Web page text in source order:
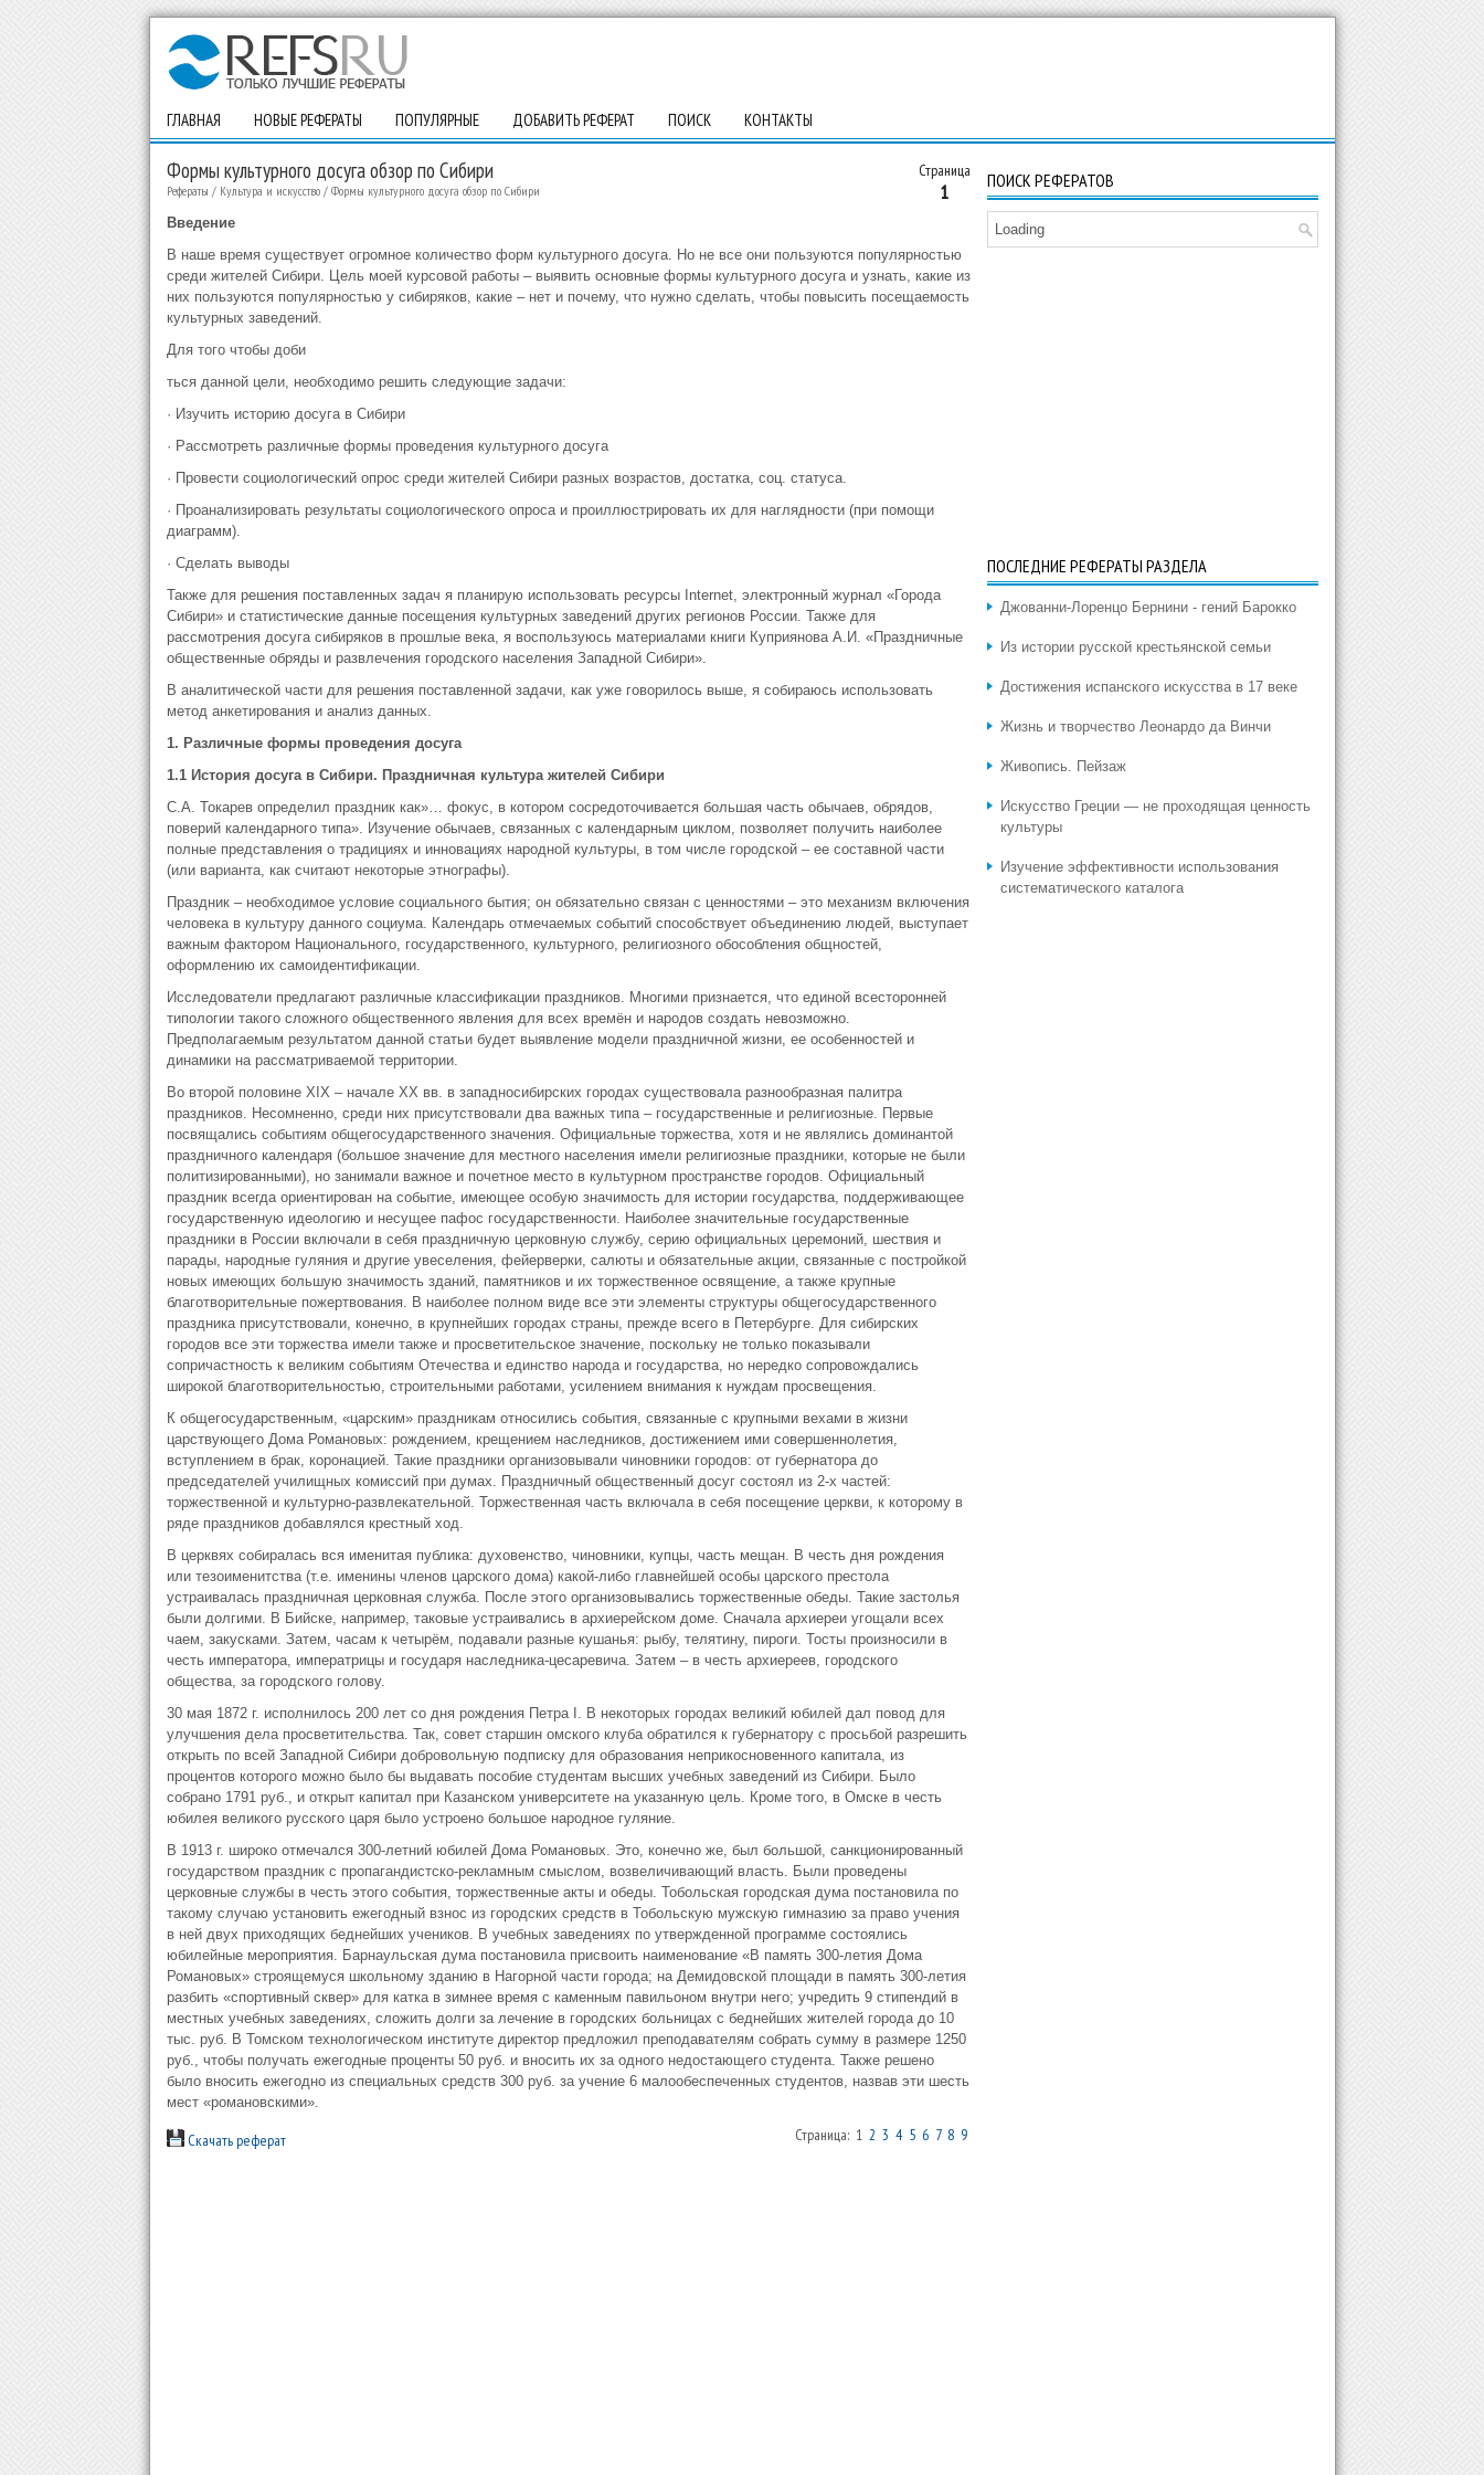
ГЛАВНАЯ НОВЫЕ РЕФЕРАТЫ ПОПУЛЯРНЫЕ ДОБАВИТЬ РЕФЕРАТ ПОИСК КОНТАКТЫ
Страница
1
Формы культурного досуга обзор по Сибири
Рефераты / Культура и искусство/ Формы культурного досуга обзор по Сибири
Введение
В наше время существует огромное количество форм культурного досуга. Но не все они пользуются популярностью
среди жителей Сибири. Цель моей курсовой работы – выявить основные формы культурного досуга и узнать, какие из
них пользуются популярностью у сибиряков, какие – нет и почему, что нужно сделать, чтобы повысить посещаемость
культурных заведений.
Для того чтобы доби
ться данной цели, необходимо решить следующие задачи:
· Изучить историю досуга в Сибири
· Рассмотреть различные формы проведения культурного досуга
· Провести социологический опрос среди жителей Сибири разных возрастов, достатка, соц. статуса.
· Проанализировать результаты социологического опроса и проиллюстрировать их для наглядности (при помощи
диаграмм).
· Сделать выводы
Также для решения поставленных задач я планирую использовать ресурсы Internet, электронный журнал «Города
Сибири» и статистические данные посещения культурных заведений других регионов России. Также для
рассмотрения досуга сибиряков в прошлые века, я воспользуюсь материалами книги Куприянова А.И. «Праздничные
общественные обряды и развлечения городского населения Западной Сибири».
В аналитической части для решения поставленной задачи, как уже говорилось выше, я собираюсь использовать
метод анкетирования и анализ данных.
1. Различные формы проведения досуга
1.1 История досуга в Сибири. Праздничная культура жителей Сибири
С.А. Токарев определил праздник как»… фокус, в котором сосредоточивается большая часть обычаев, обрядов,
поверий календарного типа». Изучение обычаев, связанных с календарным циклом, позволяет получить наиболее
полные представления о традициях и инновациях народной культуры, в том числе городской – ее составной части
(или варианта, как считают некоторые этнографы).
Праздник – необходимое условие социального бытия; он обязательно связан с ценностями – это механизм включения
человека в культуру данного социума. Календарь отмечаемых событий способствует объединению людей, выступает
важным фактором Национального, государственного, культурного, религиозного обособления общностей,
оформлению их самоидентификации.
Исследователи предлагают различные классификации праздников. Многими признается, что единой всесторонней
типологии такого сложного общественного явления для всех времён и народов создать невозможно.
Предполагаемым результатом данной статьи будет выявление модели праздничной жизни, ее особенностей и
динамики на рассматриваемой территории.
Во второй половине XIX – начале ХХ вв. в западносибирских городах существовала разнообразная палитра
праздников. Несомненно, среди них присутствовали два важных типа – государственные и религиозные. Первые
посвящались событиям общегосударственного значения. Официальные торжества, хотя и не являлись доминантой
праздничного календаря (большое значение для местного населения имели религиозные праздники, которые не были
политизированными), но занимали важное и почетное место в культурном пространстве городов. Официальный
праздник всегда ориентирован на событие, имеющее особую значимость для истории государства, поддерживающее
государственную идеологию и несущее пафос государственности. Наиболее значительные государственные
праздники в России включали в себя праздничную церковную службу, серию официальных церемоний, шествия и
парады, народные гуляния и другие увеселения, фейерверки, салюты и обязательные акции, связанные с постройкой
новых имеющих большую значимость зданий, памятников и их торжественное освящение, а также крупные
благотворительные пожертвования. В наиболее полном виде все эти элементы структуры общегосударственного
праздника присутствовали, конечно, в крупнейших городах страны, прежде всего в Петербурге. Для сибирских
городов все эти торжества имели также и просветительское значение, поскольку не только показывали
сопричастность к великим событиям Отечества и единство народа и государства, но нередко сопровождались
широкой благотворительностью, строительными работами, усилением внимания к нуждам просвещения.
К общегосударственным, «царским» праздникам относились события, связанные с крупными вехами в жизни
царствующего Дома Романовых: рождением, крещением наследников, достижением ими совершеннолетия,
вступлением в брак, коронацией. Такие праздники организовывали чиновники городов: от губернатора до
председателей училищных комиссий при думах. Праздничный общественный досуг состоял из 2-х частей:
торжественной и культурно-развлекательной. Торжественная часть включала в себя посещение церкви, к которому в
ряде праздников добавлялся крестный ход.
В церквях собиралась вся именитая публика: духовенство, чиновники, купцы, часть мещан. В честь дня рождения
или тезоименитства (т.е. именины членов царского дома) какой-либо главнейшей особы царского престола
устраивалась праздничная церковная служба. После этого организовывались торжественные обеды. Такие застолья
были долгими. В Бийске, например, таковые устраивались в архиерейском доме. Сначала архиереи угощали всех
чаем, закусками. Затем, часам к четырём, подавали разные кушанья: рыбу, телятину, пироги. Тосты произносили в
честь императора, императрицы и государя наследника-цесаревича. Затем – в честь архиереев, городского
общества, за городского голову.
30 мая 1872 г. исполнилось 200 лет со дня рождения Петра I. В некоторых городах великий юбилей дал повод для
улучшения дела просветительства. Так, совет старшин омского клуба обратился к губернатору с просьбой разрешить
открыть по всей Западной Сибири добровольную подписку для образования неприкосновенного капитала, из
процентов которого можно было бы выдавать пособие студентам высших учебных заведений из Сибири. Было
собрано 1791 руб., и открыт капитал при Казанском университете на указанную цель. Кроме того, в Омске в честь
юбилея великого русского царя было устроено большое народное гуляние.
В 1913 г. широко отмечался 300-летний юбилей Дома Романовых. Это, конечно же, был большой, санкционированный
государством праздник с пропагандистско-рекламным смыслом, возвеличивающий власть. Были проведены
церковные службы в честь этого события, торжественные акты и обеды. Тобольская городская дума постановила по
такому случаю установить ежегодный взнос из городских средств в Тобольскую мужскую гимназию за право учения
в ней двух приходящих беднейших учеников. В учебных заведениях по утвержденной программе состоялись
юбилейные мероприятия. Барнаульская дума постановила присвоить наименование «В память 300-летия Дома
Романовых» строящемуся школьному зданию в Нагорной части города; на Демидовской площади в память 300-летия
разбить «спортивный сквер» для катка в зимнее время с каменным павильоном внутри него; учредить 9 стипендий в
местных учебных заведениях, сложить долги за лечение в городских больницах с беднейших жителей города до 10
тыс. руб. В Томском технологическом институте директор предложил преподавателям собрать сумму в размере 1250
руб., чтобы получать ежегодные проценты 50 руб. и вносить их за одного недостающего студента. Также решено
было вносить ежегодно из специальных средств 300 руб. за учение 6 малообеспеченных студентов, назвав эти шесть
мест «романовскими».
Скачать реферат Страница: 1 2 3 4 5 6 7 8 9
ПОИСК РЕФЕРАТОВ
Loading
ПОСЛЕДНИЕ РЕФЕРАТЫ РАЗДЕЛА
Джованни-Лоренцо Бернини - гений Барокко
Из истории русской крестьянской семьи
Достижения испанского искусства в 17 веке
Жизнь и творчество Леонардо да Винчи
Живопись. Пейзаж
Искусство Греции — не проходящая ценность
культуры
Изучение эффективности использования
систематического каталога